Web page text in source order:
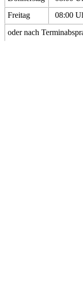
Freitag
08:00
oder nach